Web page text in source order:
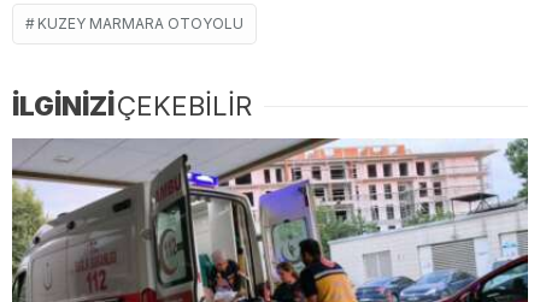
KUZEY MARMARA OTOYOLU
İLGİNİZİÇEKEBİLİR